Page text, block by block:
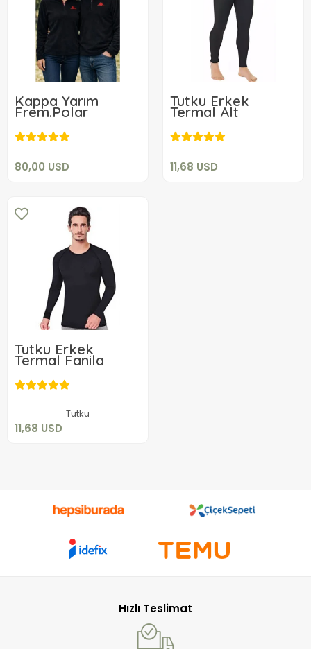
Kappa Yarım
Frem.Polar
80,00 USD
80,00 USD
Sepete Ekle
Tutku Erkek
Termal Alt
11,68 USD
11,68 USD
Sepete Ekle
Tutku Erkek
Termal Fanila
Tutku
11,68 USD
11,68 USD
Hızlı Teslimat